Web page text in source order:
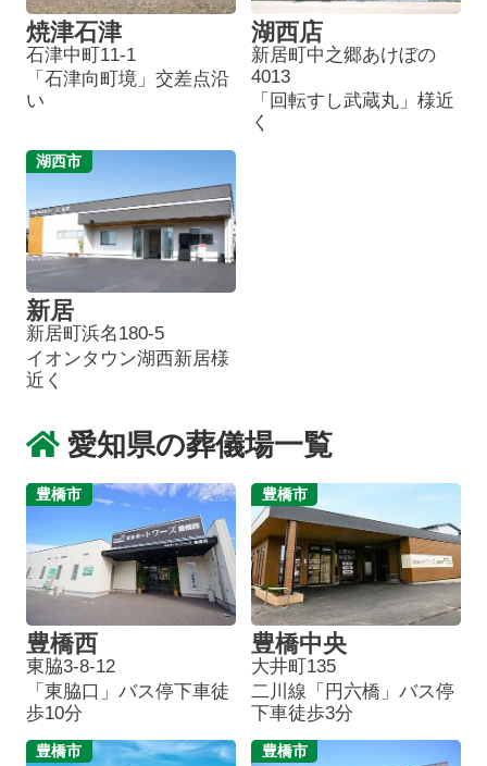
焼津石津
石津中町11-1
「石津向町境」交差点沿
い
湖西店
新居町中之郷あけぼの
4013
「回転すし武蔵丸」様近
く
湖西市
新居
新居町浜名180-5
イオンタウン湖西新居様
近く
愛知県の葬儀場一覧
豊橋市
豊橋西
東脇3-8-12
「東脇口」バス停下車徒
歩10分
豊橋市
豊橋中央
大井町135
二川線「円六橋」バス停
下車徒歩3分
豊橋市 豊橋市